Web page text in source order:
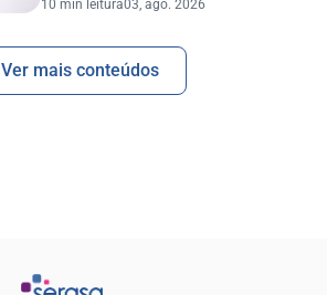
10 min leitura03, ago. 2026
Ver mais conteúdos